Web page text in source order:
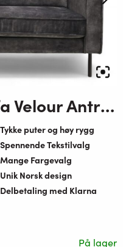
Amalie 2 Seter Sofa Velour Antrasitt
Tykke puter og høy rygg
Spennende Tekstilvalg
Mange Fargevalg
Unik Norsk design
Delbetaling med Klarna
På lager